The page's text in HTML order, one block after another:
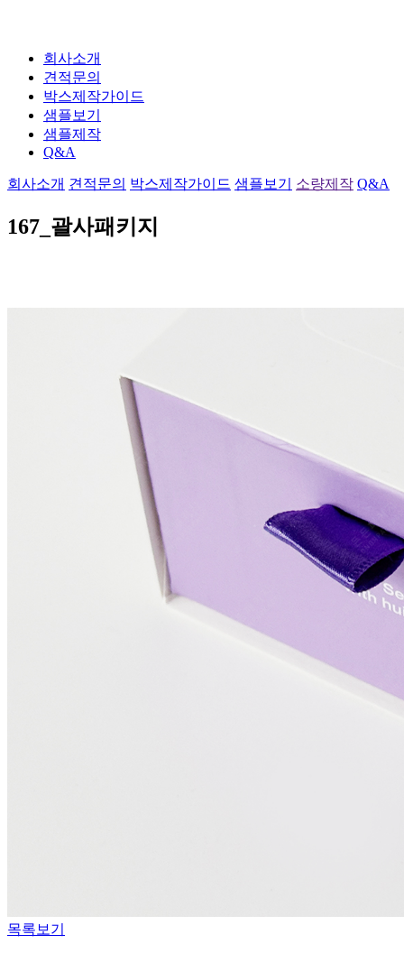
회사소개
견적문의
박스제작가이드
샘플보기
샘플제작
Q&A
회사소개 견적문의 박스제작가이드 샘플보기 소량제작 Q&A
167_괄사패키지
목록보기